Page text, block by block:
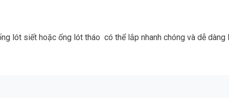
lót siết hoặc ống lót tháo có thể lắp nhanh chóng và dễ